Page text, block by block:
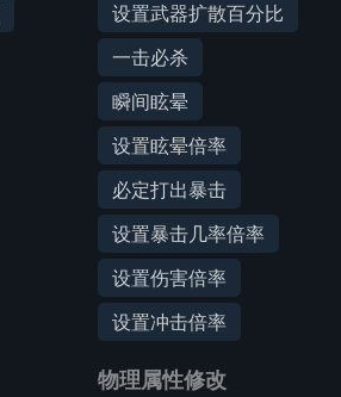
设置武器扩散百分比
一击必杀
瞬间眩晕
设置眩晕倍率
必定打出暴击
设置暴击几率倍率
设置伤害倍率
设置冲击倍率
物理属性修改